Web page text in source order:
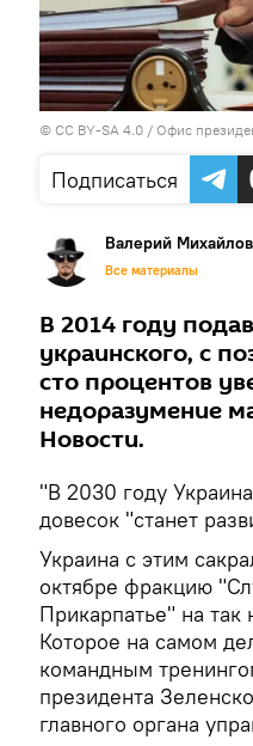
© CC BY-SA 4.0 / Офис
Подписаться
Валерий Михайлов
Все материалы
В 2014 году
украинского, с
сто процентов
недоразумение
Новости.
"В 2030 году
довесок "станет
Украина с этим
октябре фракцию
Прикарпатье" на
Которое на самом
командным
президента
главного органа